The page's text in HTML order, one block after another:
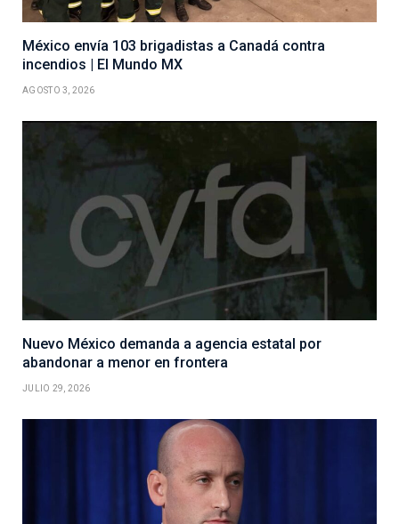
México envía 103 brigadistas a Canadá contra
incendios | El Mundo MX
AGOSTO 3, 2026
Nuevo México demanda a agencia estatal por
abandonar a menor en frontera
JULIO 29, 2026